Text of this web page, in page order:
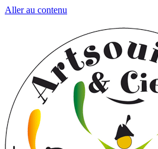
Aller au contenu